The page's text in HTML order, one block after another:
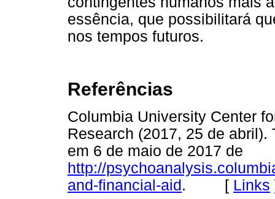
essência, que possibilitará
nos tempos futuros.
Referências
Columbia University Center
Research (2017, 25 de
em 6 de maio de 2017 de
http://
and-financial-aid. [ Links